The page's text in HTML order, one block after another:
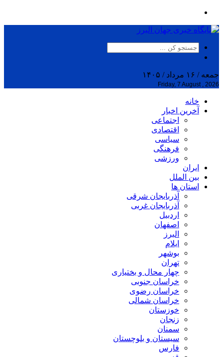
جمعه / ۱۶ مرداد / ۱۴۰۵
Friday, 7 August , 2026
خانه
آخرین اخبار
اجتماعی
اقتصادی
سیاسی
فرهنگی
ورزشی
ایران
بین الملل
استان ها
آذربایجان شرقی
آذربایجان غربی
اردبیل
اصفهان
البرز
ایلام
بوشهر
تهران
چهار محال و بختیاری
خراسان جنوبی
خراسان رضوی
خراسان شمالی
خوزستان
زنجان
سمنان
سیستان و بلوچستان
فارس